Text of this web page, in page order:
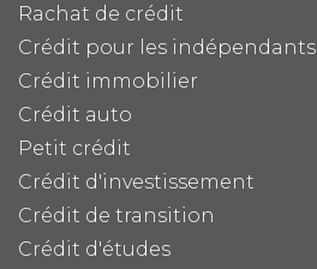
Rachat de crédit
Crédit pour les indépendants
Crédit immobilier
Crédit auto
Petit crédit
Crédit d'investissement
Crédit de transition
Crédit d'études